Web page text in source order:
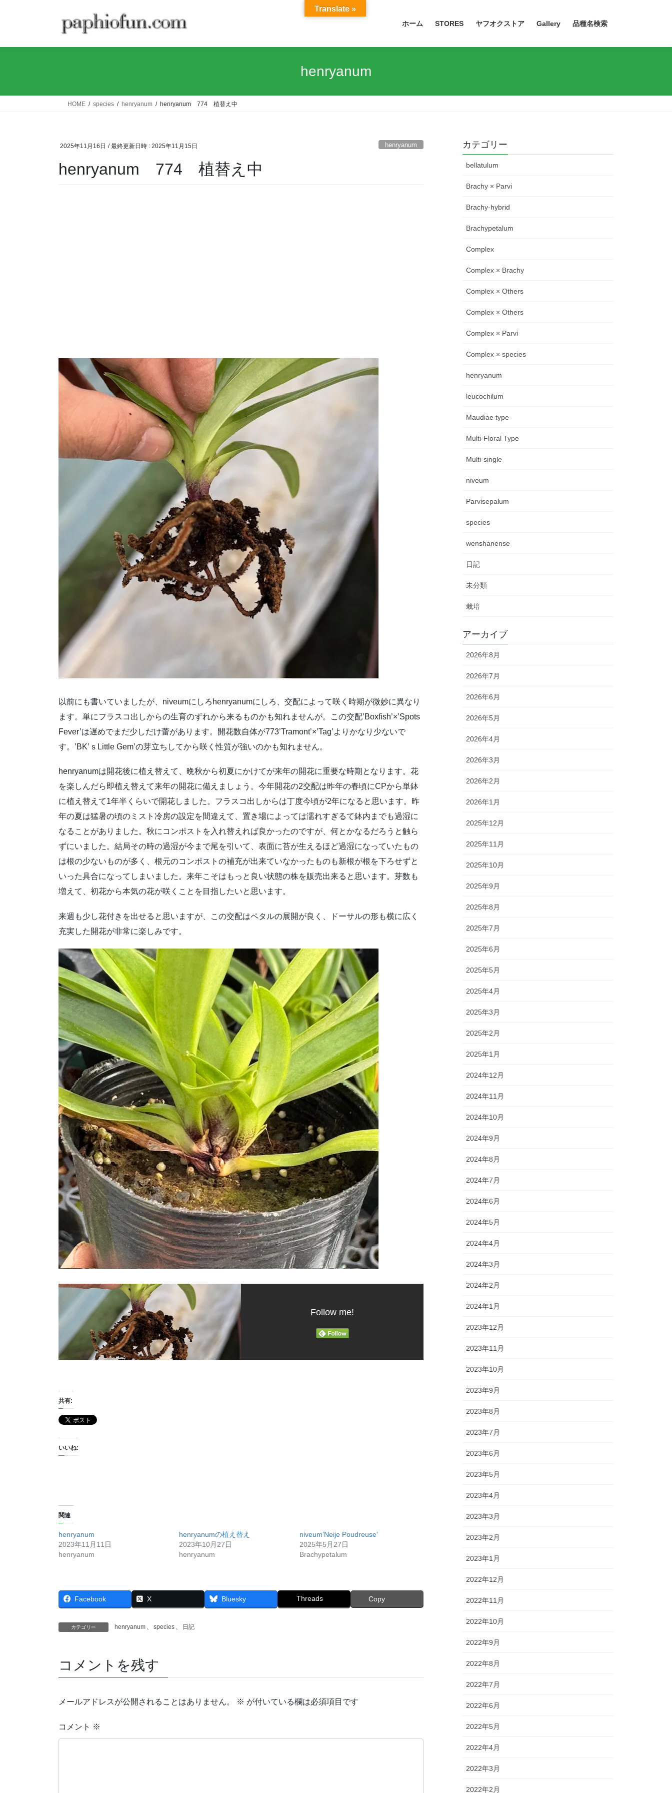
ホーム STORES ヤフオクストア Gallery 品種名検索
henryanum
HOME species henryanum henryanum 774 植替え中
2025年11月16日 / 最終更新日時 : 2025年11月15日 henryanum
henryanum 774 植替え中
以前にも書いていましたが、niveumにしろhenryanumにしろ、交配によって咲く時期が微妙に異なり
ます。単にフラスコ出しからの生育のずれから来るものかも知れませんが。この交配’Boxfish’×’Spots
Fever’は遅めでまだ少しだけ蕾があります。開花数自体が773’Tramont’×’Tag’よりかなり少ないで
す。’BK’ｓLittle Gem’の芽立ちしてから咲く性質が強いのかも知れません。
henryanumは開花後に植え替えて、晩秋から初夏にかけてが来年の開花に重要な時期となります。花
を楽しんだら即植え替えて来年の開花に備えましょう。今年開花の2交配は昨年の春頃にCPから単鉢
に植え替えて1年半くらいで開花しました。フラスコ出しからは丁度今頃が2年になると思います。昨
年の夏は猛暑の頃のミスト冷房の設定を間違えて、置き場によっては濡れすぎるて鉢内までも過湿に
なることがありました。秋にコンポストを入れ替えれば良かったのですが、何とかなるだろうと触ら
ずにいました。結局その時の過湿が今まで尾を引いて、表面に苔が生えるほど過湿になっていたもの
は根の少ないものが多く、根元のコンポストの補充が出来ていなかったものも新根が根を下ろせずと
いった具合になってしまいました。来年こそはもっと良い状態の株を販売出来ると思います。芽数も
増えて、初花から本気の花が咲くことを目指したいと思います。
来週も少し花付きを出せると思いますが、この交配はペタルの展開が良く、ドーサルの形も横に広く
充実した開花が非常に楽しみです。
Follow me!
共有:
いいね:
関連
henryanum
2023年11月11日
henryanum
henryanumの植え替え
2023年10月27日
henryanum
niveum’Neije Poudreuse’
2025年5月27日
Brachypetalum
Facebook X Bluesky Threads Copy
カテゴリー henryanum species 日記
コメントを残す
メールアドレスが公開されることはありません。 ※ が付いている欄は必須項目です
コメント ※
カテゴリー
bellatulum
Brachy × Parvi
Brachy-hybrid
Brachypetalum
Complex
Complex × Brachy
Complex × Others
Complex × Others
Complex × Parvi
Complex × species
henryanum
leucochilum
Maudiae type
Multi-Floral Type
Multi-single
niveum
Parvisepalum
species
wenshanense
日記
未分類
栽培
アーカイブ
2026年8月
2026年7月
2026年6月
2026年5月
2026年4月
2026年3月
2026年2月
2026年1月
2025年12月
2025年11月
2025年10月
2025年9月
2025年8月
2025年7月
2025年6月
2025年5月
2025年4月
2025年3月
2025年2月
2025年1月
2024年12月
2024年11月
2024年10月
2024年9月
2024年8月
2024年7月
2024年6月
2024年5月
2024年4月
2024年3月
2024年2月
2024年1月
2023年12月
2023年11月
2023年10月
2023年9月
2023年8月
2023年7月
2023年6月
2023年5月
2023年4月
2023年3月
2023年2月
2023年1月
2022年12月
2022年11月
2022年10月
2022年9月
2022年8月
2022年7月
2022年6月
2022年5月
2022年4月
2022年3月
2022年2月
Translate »